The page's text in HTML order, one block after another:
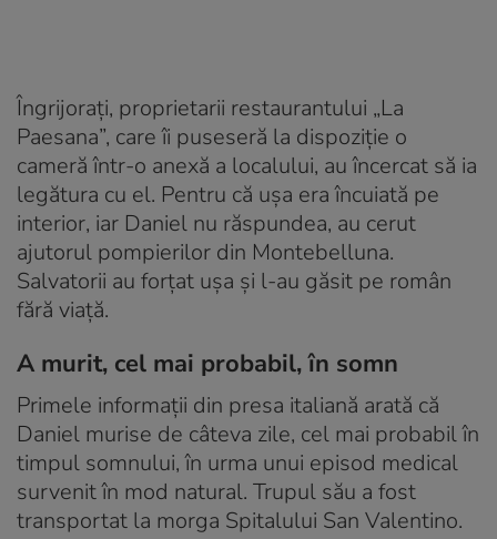
Îngrijorați, proprietarii restaurantului „La
Paesana”, care îi puseseră la dispoziție o
cameră într-o anexă a localului, au încercat să ia
legătura cu el. Pentru că ușa era încuiată pe
interior, iar Daniel nu răspundea, au cerut
ajutorul pompierilor din Montebelluna.
Salvatorii au forțat ușa și l-au găsit pe român
fără viață.
A murit, cel mai probabil, în somn
Primele informații din presa italiană arată că
Daniel murise de câteva zile, cel mai probabil în
timpul somnului, în urma unui episod medical
survenit în mod natural. Trupul său a fost
transportat la morga Spitalului San Valentino.